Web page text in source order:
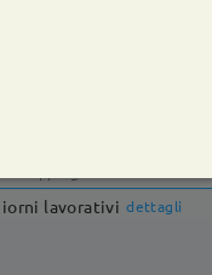
lavorativi dettagli